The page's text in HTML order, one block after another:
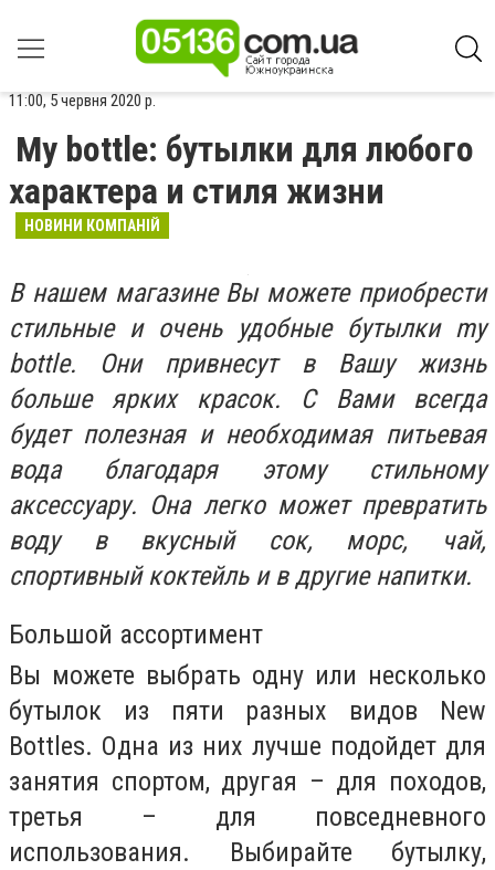
11:00, 5 червня 2020 р.
My bottle: бутылки для любого
характера и стиля жизни
НОВИНИ КОМПАНІЙ
В нашем магазине Вы можете приобрести
стильные и очень удобные бутылки my
bottle. Они привнесут в Вашу жизнь
больше ярких красок. С Вами всегда
будет полезная и необходимая питьевая
вода благодаря этому стильному
аксессуару. Она легко может превратить
воду в вкусный сок, морс, чай,
спортивный коктейль и в другие напитки.
Большой ассортимент
Вы можете выбрать одну или несколько
бутылок из пяти разных видов New
Bottles. Одна из них лучше подойдет для
занятия спортом, другая – для походов,
третья – для повседневного
использования. Выбирайте бутылку,